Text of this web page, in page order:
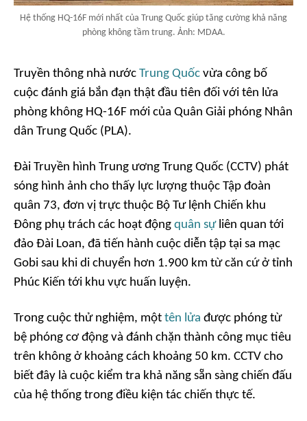
Hệ thống HQ-16F mới nhất của Trung Quốc giúp tăng cường khả năng
phòng không tầm trung. Ảnh: MDAA.
Truyền thông nhà nước Trung Quốc vừa công bố
cuộc đánh giá bắn đạn thật đầu tiên đối với tên lửa
phòng không HQ-16F mới của Quân Giải phóng Nhân
dân Trung Quốc (PLA).
Đài Truyền hình Trung ương Trung Quốc (CCTV) phát
sóng hình ảnh cho thấy lực lượng thuộc Tập đoàn
quân 73, đơn vị trực thuộc Bộ Tư lệnh Chiến khu
Đông phụ trách các hoạt động quân sựliên quan tới
đảo Đài Loan, đã tiến hành cuộc diễn tập tại sa mạc
Gobi sau khi di chuyển hơn 1.900 km từ căn cứ ở tỉnh
Phúc Kiến tới khu vực huấn luyện.
Trong cuộc thử nghiệm, một tên lửa được phóng từ
bệ phóng cơ động và đánh chặn thành công mục tiêu
trên không ở khoảng cách khoảng 50 km. CCTV cho
biết đây là cuộc kiểm tra khả năng sẵn sàng chiến đấu
của hệ thống trong điều kiện tác chiến thực tế.